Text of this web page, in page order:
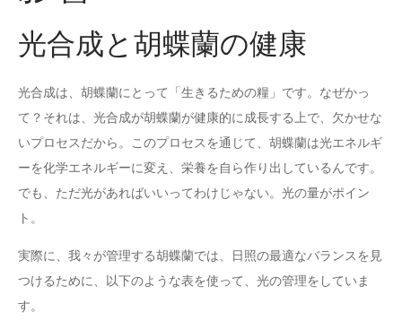
光合成と胡蝶蘭の健康
光合成は、胡蝶蘭にとって「生きるための糧」です。なぜかっ
て？それは、光合成が胡蝶蘭が健康的に成長する上で、欠かせな
いプロセスだから。このプロセスを通じて、胡蝶蘭は光エネルギ
ーを化学エネルギーに変え、栄養を自ら作り出しているんです。
でも、ただ光があればいいってわけじゃない。光の量がポイン
ト。
実際に、我々が管理する胡蝶蘭では、日照の最適なバランスを見
つけるために、以下のような表を使って、光の管理をしていま
す。